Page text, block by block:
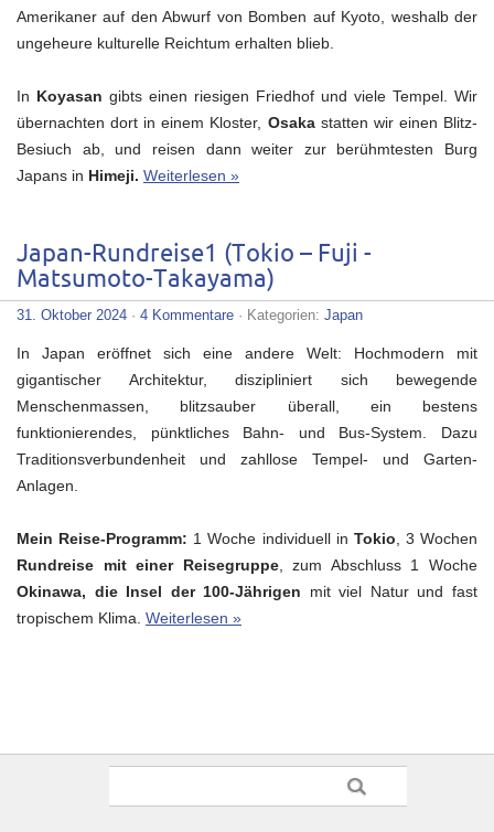
Amerikaner auf den Abwurf von Bomben auf Kyoto, weshalb der
ungeheure kulturelle Reichtum erhalten blieb.
In Koyasan gibts einen riesigen Friedhof und viele Tempel. Wir
übernachten dort in einem Kloster, Osakastatten wir einen Blitz-
Besiuch ab, und reisen dann weiter zur berühmtesten Burg
Japans in Himeji. Weiterlesen »
Japan-Rundreise1 (Tokio – Fuji -
Matsumoto-Takayama)
31. Oktober 2024 · 4 Kommentare · Kategorien: Japan
In Japan eröffnet sich eine andere Welt: Hochmodern mit
gigantischer Architektur, diszipliniert sich bewegende
Menschenmassen, blitzsauber überall, ein bestens
funktionierendes, pünktliches Bahn- und Bus-System. Dazu
Traditionsverbundenheit und zahllose Tempel- und Garten-
Anlagen.
Mein Reise-Programm: 1 Woche individuell in Tokio , 3 Wochen
Rundreise mit einer Reisegruppe, zum Abschluss 1 Woche
Okinawa, die Insel der 100-Jährigen mit viel Natur und fast
tropischem Klima. Weiterlesen »